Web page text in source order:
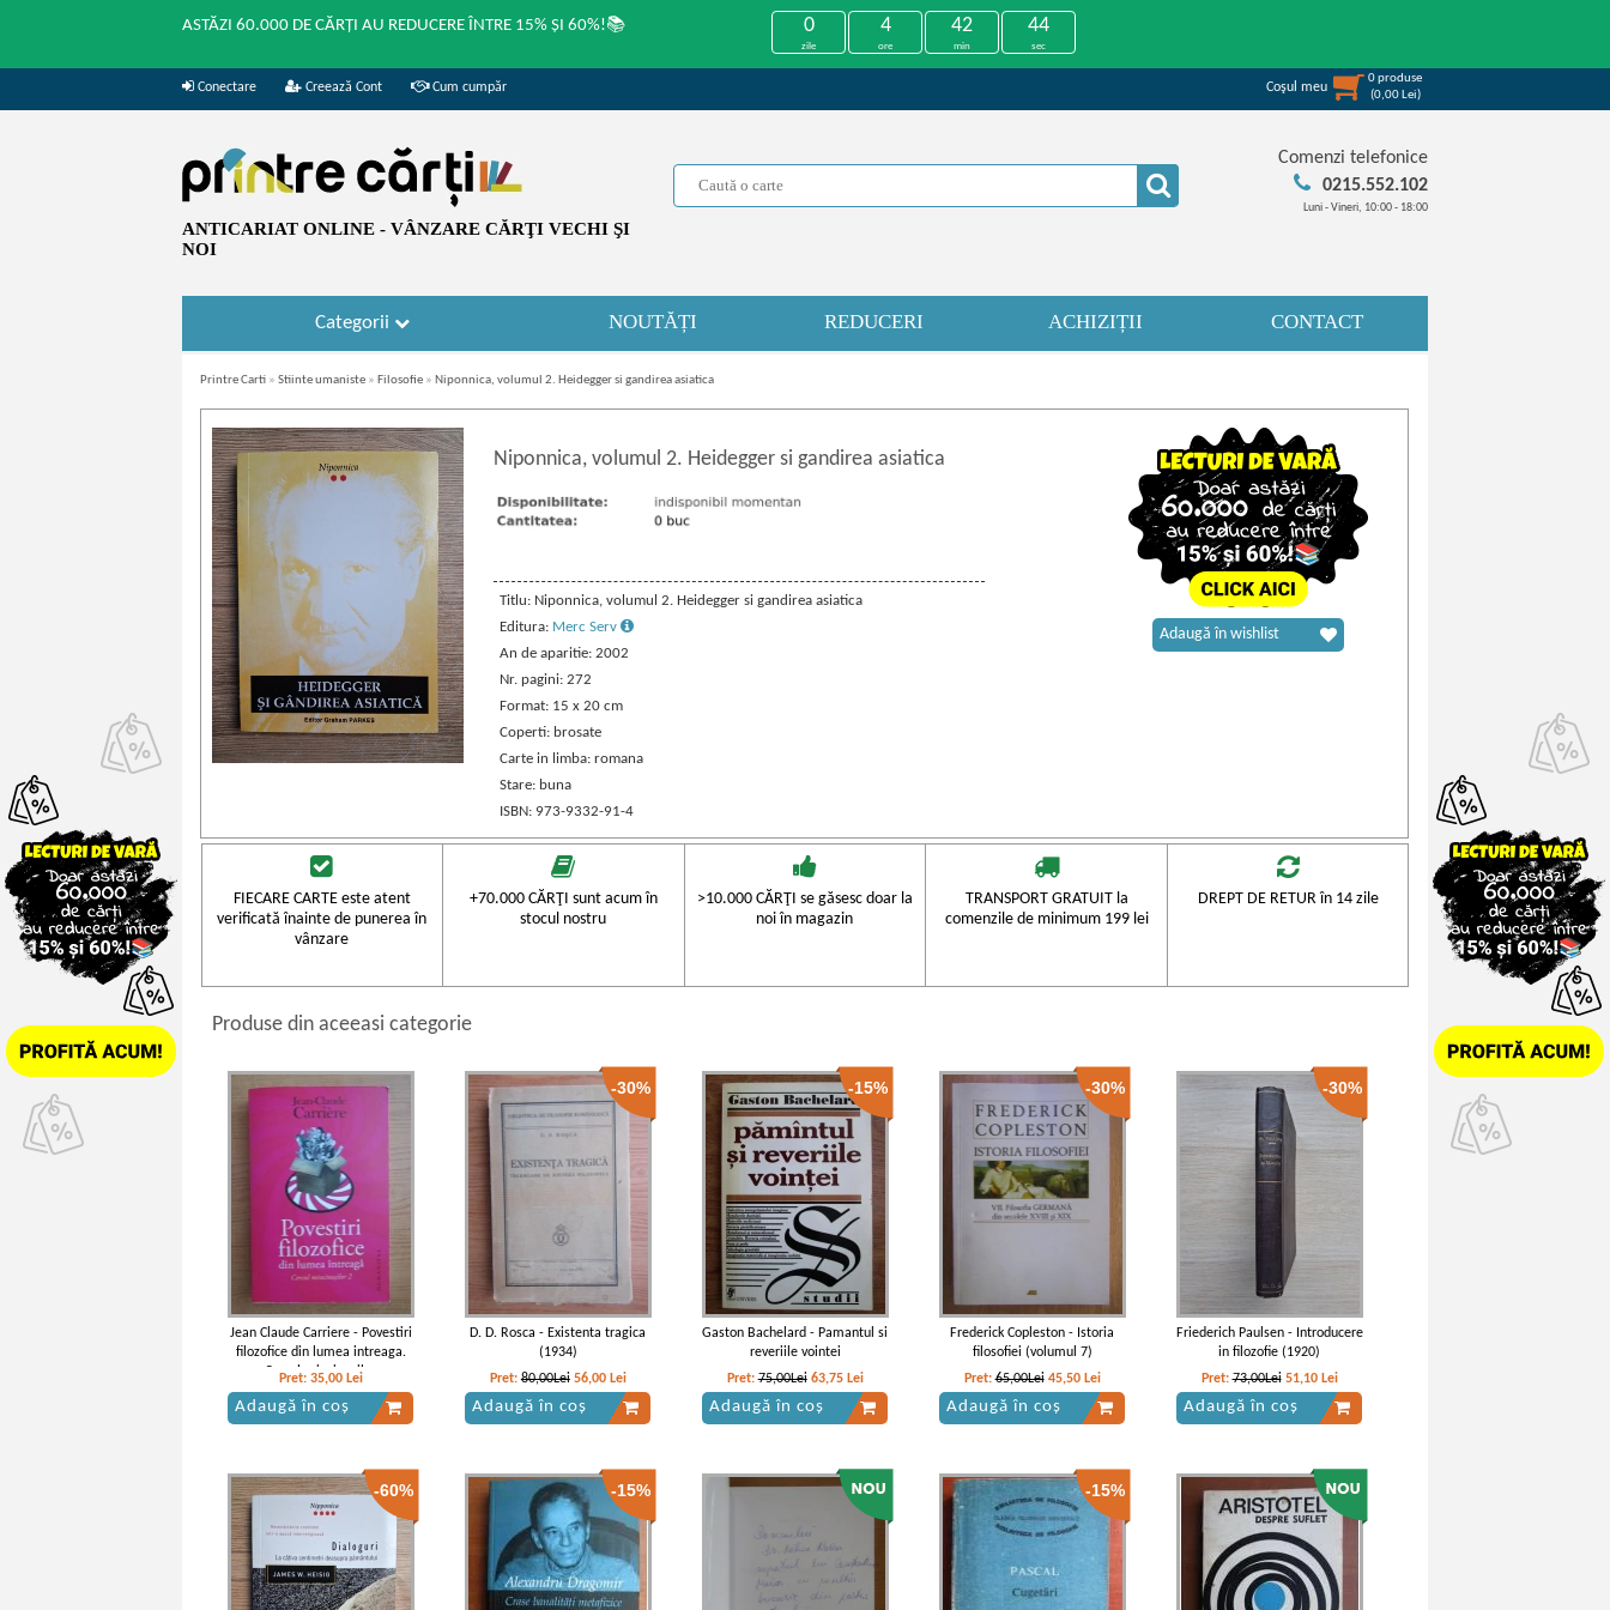
ASTĂZI 60.000 DE CĂRȚI AU REDUCERE ÎNTRE 15% ȘI 60%!📚 0
zile
4
ore
42
min
43
sec
Conectare Creează Cont Cum cumpăr Coşul meu
0produse
(0,00 Lei)
ANTICARIAT ONLINE - VÂNZARE CĂRŢI VECHI ŞI
NOI
Comenzi telefonice
0215.552.102
Luni - Vineri, 10:00 - 18:00
Categorii NOUTĂȚI REDUCERI ACHIZIȚII CONTACT
Printre Carti » Stiinte umaniste » Filosofie » Niponnica, volumul 2. Heidegger si gandirea asiatica
Niponnica, volumul 2. Heidegger si gandirea asiatica
Titlu: Niponnica, volumul 2. Heidegger si gandirea asiatica
Editura: Merc Serv
An de aparitie: 2002
Nr. pagini: 272
Format: 15 x 20 cm
Coperti: brosate
Carte in limba: romana
Stare: buna
ISBN: 973-9332-91-4
Adaugă în wishlist
FIECARE CARTE este atent
verificată înainte de punerea în
vânzare
+70.000 CĂRŢI sunt acum în
stocul nostru
>10.000 CĂRŢI se găsesc doar la
noi în magazin
TRANSPORT GRATUIT la
comenzile de minimum 199 lei
DREPT DE RETUR în 14 zile
Produse din aceeasi categorie
Jean Claude Carriere - Povestiri
filozofice din lumea intreaga.
Cercul mincinosilor
Pret: 35,00 Lei
Adaugă în coș
-30%
D. D. Rosca - Existenta tragica
(1934)
Pret:80,00Lei 56,00 Lei
Adaugă în coș
-15%
Gaston Bachelard - Pamantul si
reveriile vointei
Pret:75,00Lei 63,75 Lei
Adaugă în coș
-30%
Frederick Copleston - Istoria
filosofiei (volumul 7)
Pret:65,00Lei 45,50 Lei
Adaugă în coș
-30%
Friederich Paulsen - Introducere
in filozofie (1920)
Pret:73,00Lei 51,10 Lei
Adaugă în coș
-60% -15% -15%